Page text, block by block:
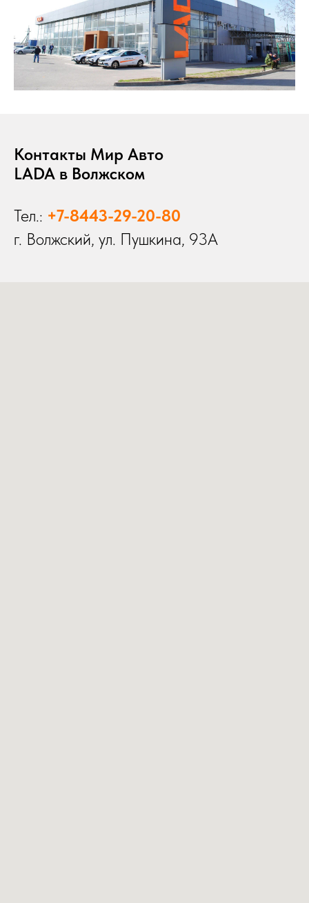
Контакты Мир Авто
LADA в Волжском
Тел.: +7-8443-29-20-80
г. Волжский, ул. Пушкина, 93А